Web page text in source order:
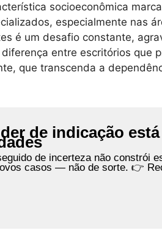
socioeconômica
especialmente nas
é um desafio constante,
entre escritórios que
que transcenda a
de indicação
de incerteza não constrói
casos — não de sorte. 👉